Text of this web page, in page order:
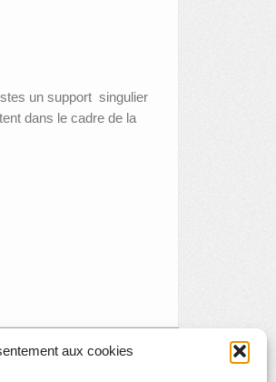
aux cookies
un support singulier
dans le cadre de la